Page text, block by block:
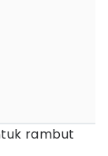
rambut